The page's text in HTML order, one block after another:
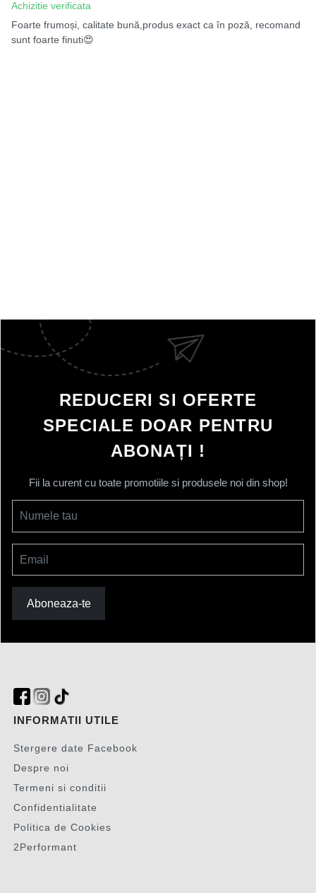
Achizitie verificata
Foarte frumoși, calitate bună,produs exact ca în poză, recomand
sunt foarte finuti😍
REDUCERI SI OFERTE
SPECIALE DOAR PENTRU
ABONAȚI !
Fii la curent cu toate promotiile si produsele noi din shop!
Numele tau
Email
Aboneaza-te
INFORMATII UTILE
Stergere date Facebook
Despre noi
Termeni si conditii
Confidentialitate
Politica de Cookies
2Performant